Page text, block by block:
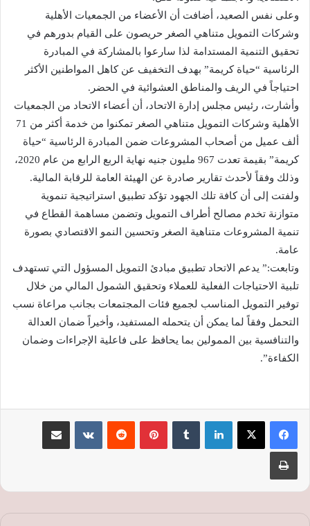
وعلى نفس الصعيد، أضافت أن الأعضاء من الجمعيات الأهلية
وشركات التمويل متناهي الصغر حريصون على القيام بدورهم في
تحقيق التنمية المستدامة لذا سارعوا بالمشاركة في المبادرة
الرئاسية “حياة كريمة” بهدف التخفيف عن كاهل المواطنين الأكثر
احتياجاً في الريف والمناطق العشوائية في الحضر.
وأشارت، رئيس مجلس إدارة الاتحاد، أن أعضاء الاتحاد من الجمعيات
الأهلية وشركات التمويل متناهي الصغر تمكنوا من خدمة أكثر من 71
ألف عميل من أصحاب المشروعات ضمن المبادرة الرئاسية “حياة
كريمة” بقيمة تعدت 967 مليون جنيه نهاية الربع الرابع من عام 2020،
وذلك وفقاً لأحدث تقارير صادرة عن الهيئة العامة للرقابة المالية.
ولفتت إلى أن كافة تلك الجهود تؤكد تطبيق استراتيجية تنموية
متوازنة تخدم مصالح أطراف التمويل وتضمن مساهمة القطاع في
تنمية المشروعات متناهية الصغر وتحسين النمو الاقتصادي بصورة
عامة.
وتابعت:” يدعم الاتحاد تطبيق مبادئ التمويل المسؤول التي تستهدف
تلبية الاحتياجات الفعلية للعملاء وتحقيق الشمول المالي من خلال
توفير التمويل المناسب لجميع فئات المجتمعات بجانب مراعاة نسب
التحمل وفقاً لما يمكن أن يتحمله المستفيد، وأخيراً ضمان العدالة
والتنافسية بين الممولين بما يحافظ على فاعلية الإجراءات وضمان
الكفاءة”.
لينكدإن بينتيريست